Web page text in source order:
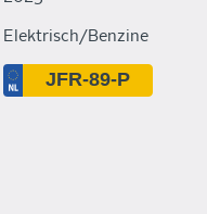
Elektrisch/Benzine